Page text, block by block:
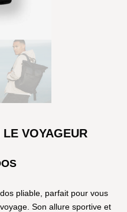
VOYAGEUR
pliable, parfait pour vous
Son allure sportive et